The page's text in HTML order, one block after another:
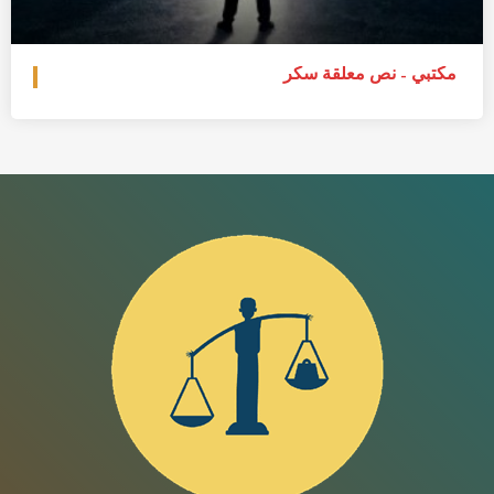
مكتبي – نص معلقة سكر